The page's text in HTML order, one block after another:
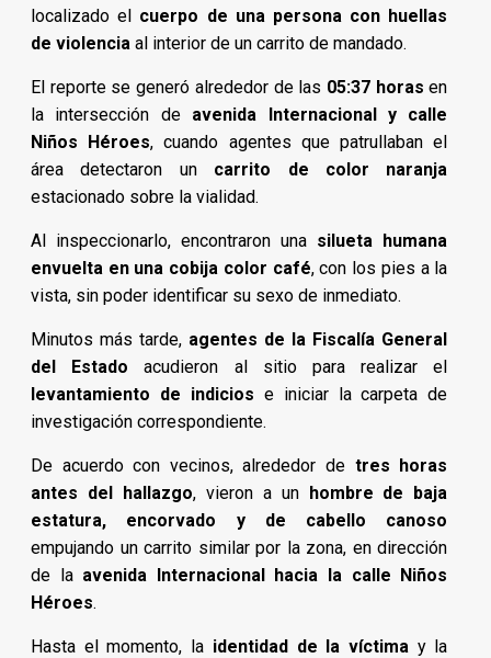
localizado el cuerpo de una persona con huellas
de violencia al interior de un carrito de mandado.
El reporte se generó alrededor de las 05:37 horas en
la intersección de avenida Internacional y calle
Niños Héroes, cuando agentes que patrullaban el
área detectaron un carrito de color naranja
estacionado sobre la vialidad.
Al inspeccionarlo, encontraron una silueta humana
envuelta en una cobija color café, con los pies a la
vista, sin poder identificar su sexo de inmediato.
Minutos más tarde, agentes de la Fiscalía General
del Estado acudieron al sitio para realizar el
levantamiento de indicios e iniciar la carpeta de
investigación correspondiente.
De acuerdo con vecinos, alrededor de tres horas
antes del hallazgo, vieron a un hombre de baja
estatura, encorvado y de cabello canoso
empujando un carrito similar por la zona, en dirección
de la avenida Internacional hacia la calle Niños
Héroes.
Hasta el momento, la identidad de la víctima y la